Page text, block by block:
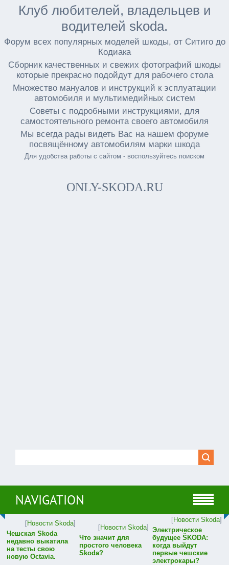
Клуб любителей, владельцев и
водителей skoda.
Форум всех популярных моделей шкоды, от Ситиго до
Кодиака
Сборник качественных и свежих фотографий шкоды
которые прекрасно подойдут для рабочего стола
Множество мануалов и инструкций к эсплуатации
автомобиля и мультимедийных систем
Советы с подробными инструкциями, для
самостоятельного ремонта своего автомобиля
Мы всегда рады видеть Вас на нашем форуме
посвящённому автомобилям марки шкода
Для удобства работы с сайтом - воспользуйтесь поиском
ONLY-SKODA.RU
NAVIGATION
[Новости Skoda]
Чешская Skoda
недавно выкатила
на тесты свою
новую Octavia.
[Новости Skoda]
Что значит для
простого человека
Skoda?
[Новости Skoda]
Электрическое
будущее ŠKODA:
когда выйдут
первые чешские
электрокары?